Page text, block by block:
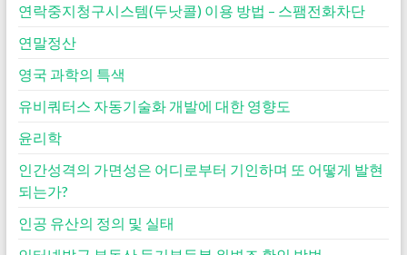
연락중지청구시스템(두낫콜) 이용 방법 – 스팸전화차단
연말정산
영국 과학의 특색
유비쿼터스 자동기술화 개발에 대한 영향도
윤리학
인간성격의 가면성은 어디로부터 기인하며 또 어떻게 발현
되는가?
인공 유산의 정의 및 실태